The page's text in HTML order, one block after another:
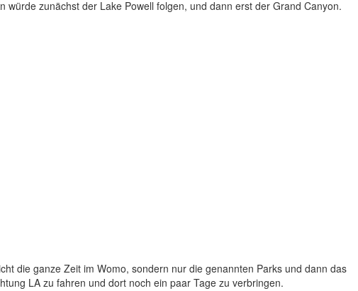
zunächst der Lake Powell folgen, und dann erst der Grand Canyon.
die ganze Zeit im Womo, sondern nur die genannten Parks und dann das
LA zu fahren und dort noch ein paar Tage zu verbringen.